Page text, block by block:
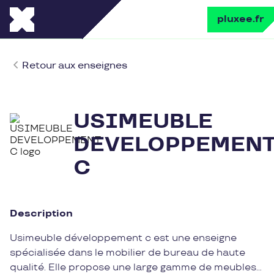
pluxee.fr
Retour aux enseignes
USIMEUBLE
C
Description
Usimeuble développement c est une enseigne
spécialisée dans le mobilier de bureau de haute
qualité. Elle propose une large gamme de meubles